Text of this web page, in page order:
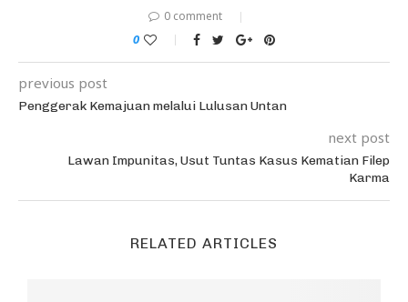
0 comment
0
previous post
Penggerak Kemajuan melalui Lulusan Untan
next post
Lawan Impunitas, Usut Tuntas Kasus Kematian Filep
Karma
RELATED ARTICLES